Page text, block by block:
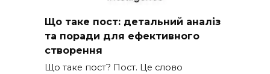
Що таке пост: детальний аналіз
та поради для ефективного
створення
Що таке пост? Пост. Це слово